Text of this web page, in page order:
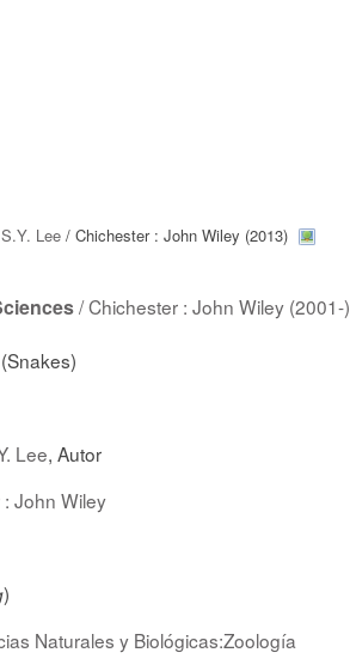
Lee / Chichester : John Wiley (2013)
/ Chichester : John Wiley (2001-)
Lee, Autor
John Wiley
)
Naturales y Biológicas:Zoología